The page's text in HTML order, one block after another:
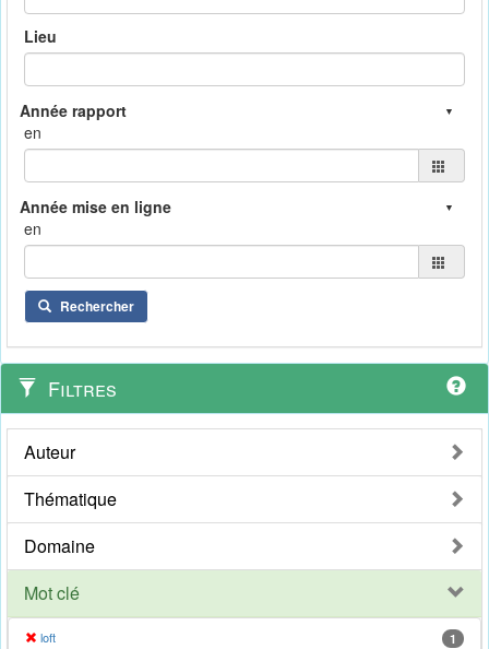
Lieu
en
en
Rechercher
Filtres
Auteur
Thématique
Domaine
Mot clé
loft 1